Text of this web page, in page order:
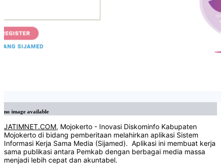
no image available
JATIMNET.COM, Mojokerto - Inovasi Diskominfo Kabupaten
Mojokerto di bidang pemberitaan melahirkan aplikasi Sistem
Informasi Kerja Sama Media (Sijamed). Aplikasi ini membuat kerja
sama publikasi antara Pemkab dengan berbagai media massa
menjadi lebih cepat dan akuntabel.